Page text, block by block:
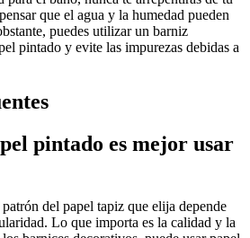
que el agua y la humedad pueden
puedes utilizar un barniz
pintado y evite las impurezas debidas a
pintado es mejor usar
del papel tapiz que elija depende
Lo que importa es la calidad y la